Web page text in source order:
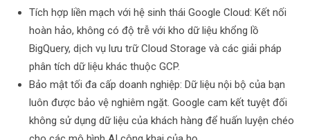
Tích hợp liền mạch với hệ sinh thái Google Cloud: Kết nối
hoàn hảo, không có độ trễ với kho dữ liệu khổng lồ
BigQuery, dịch vụ lưu trữ Cloud Storage và các giải pháp
phân tích dữ liệu khác thuộc GCP.
Bảo mật tối đa cấp doanh nghiệp: Dữ liệu nội bộ của bạn
luôn được bảo vệ nghiêm ngặt. Google cam kết tuyệt đối
không sử dụng dữ liệu của khách hàng để huấn luyện chéo